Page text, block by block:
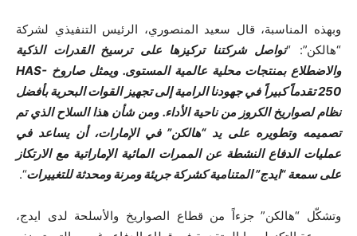
وبهذه المناسبة، قال سعيد المنصوري، الرئيس التنفيذي لشركة
“هالكن”: “تواصل شركتنا تركيزها على ترسيخ القدرات الذكية
والاضطلاع بمنتجات محلية عالمية المستوى. ويمثل صاروخ HAS-
250 تقدماً كبيراً في جهودنا الرامية إلى تجهيز القوات البحرية بأفضل
نظام لصواريخ الكروز من ناحية الأداء. ومن شأن هذا السلاح الذي تم
تصميمه وتطويره على يد “هالكن” في الإمارات، أن يساعد في
عمليات الدفاع النشطة عن الممرات المائية الإماراتية مع الارتكاز
على سمعة “ايدج” المتنامية كشركة جريئة ومرنة ومحدثة للتغييرات“.
وتشكّل “هالكن” جزءاً من قطاع الصواريخ والأسلحة لدى ايدج،